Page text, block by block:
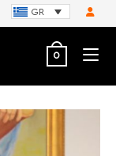
GR
0